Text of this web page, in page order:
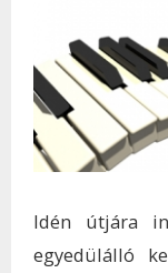
Idén útjára
egyedülálló